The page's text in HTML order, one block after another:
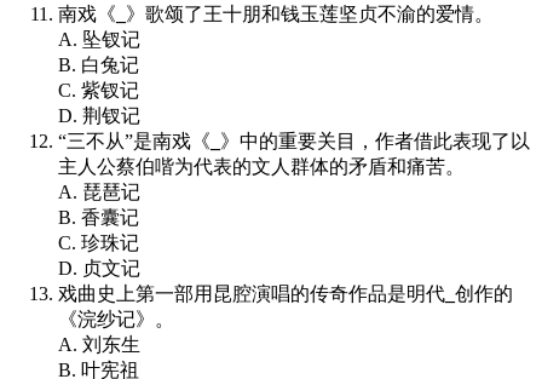
南戏《 》歌颂了王十朋和钱玉莲坚贞不渝的爱情。
A. 坠钗记
B. 白兔记
C. 紫钗记
D. 荆钗记
“三不从”是南戏《 》中的重要关目，作者借此表现了以
主人公蔡伯喈为代表的文人群体的矛盾和痛苦。
A. 琵琶记
B. 香囊记
C. 珍珠记
D. 贞文记
戏曲史上第一部用昆腔演唱的传奇作品是明代 创作的
《浣纱记》。
A. 刘东生
B. 叶宪祖